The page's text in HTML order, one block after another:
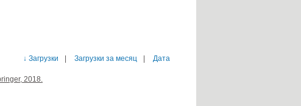
↓ Загрузки Загрузки за месяц Дата
2018.